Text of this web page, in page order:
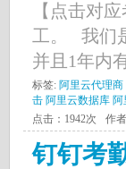
【点击对
工。 我们
并且1年内
标签: 阿里云代理商
击 阿里云数据库 阿
点击：1942次
作者
钉钉考